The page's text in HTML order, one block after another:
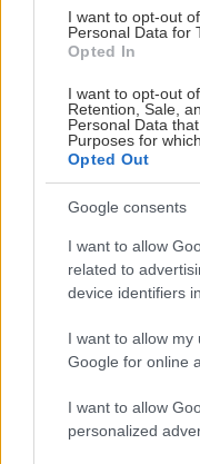
I want to opt-out
Personal Data for
Opted In
I want to opt-out
Retention, Sale,
Personal Data
Purposes for
Opted Out
Google consents
I want to allow
related to
device identifiers
I want to allow
Google for online
I want to allow
personalized